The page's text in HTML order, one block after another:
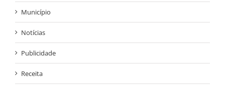
Município
Notícias
Publicidade
Receita